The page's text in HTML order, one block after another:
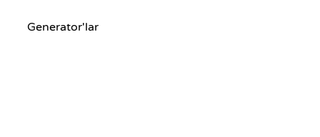
Generator'lar